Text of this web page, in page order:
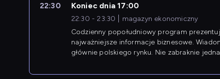
22:30 Koniec dnia 17:00
22:30 - 23:30
magazyn ekonomiczny
Codzienny popołudniowy program
najważniejsze informacje biznesowe.
głównie polskiego rynku. Nie zabraknie